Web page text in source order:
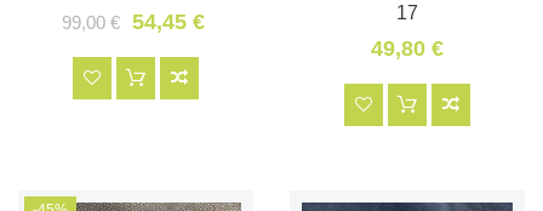
99,00 €
54,45 €
17
49,80 €